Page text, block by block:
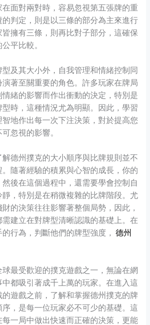
面對兩對時，容易忽視第五張牌的重
判定，則是以三條的部分為主來進行
擁有三條，則再比對子部分，這確保
平比較。
及其大小外，自我管理和情緒控制同
著至關重要的角色。許多玩家在牌局
緒的影響而作出衝動的決定，特別是
時，這種情況尤為明顯。因此，學習
地作出每一次下注決策，對於提高您
忽視的影響。
德州撲克的大小順序與比牌規則並不
隨著經驗的積累與心智的成長，你的
後在這個過程中，還需要學會控制自
，特別是在稍微複雜的比牌階段。尤
的決策往往影響著整個局勢，因此，
建立在對牌型清晰認識的基礎上。在
行為，判斷他們的牌型強度， 德州
最受歡迎的撲克遊戲之一，無論在網
都吸引著成千上萬的玩家。在進入這
遊戲之前，了解和掌握德州撲克的牌
，是每一位玩家必不可少的基礎。這
一局中做出快速而正確的決策，更能